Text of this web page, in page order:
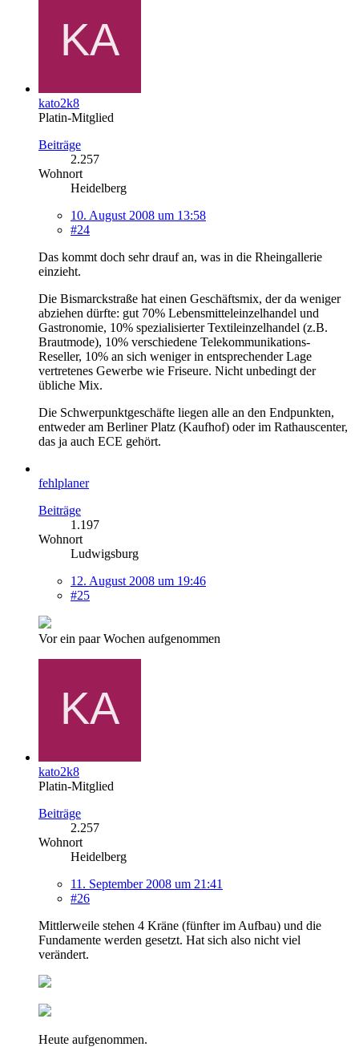
kato2k8
Platin-Mitglied
Beiträge
2.257
Wohnort
Heidelberg
10. August 2008 um 13:58
#24
Das kommt doch sehr drauf an, was in die Rheingallerie
einzieht.
Die Bismarckstraße hat einen Geschäftsmix, der da weniger
abziehen dürfte: gut 70% Lebensmitteleinzelhandel und
Gastronomie, 10% spezialisierter Textileinzelhandel (z.B.
Brautmode), 10% verschiedene Telekommunikations-
Reseller, 10% an sich weniger in entsprechender Lage
vertretenes Gewerbe wie Friseure. Nicht unbedingt der
übliche Mix.
Die Schwerpunktgeschäfte liegen alle an den Endpunkten,
entweder am Berliner Platz (Kaufhof) oder im Rathauscenter,
das ja auch ECE gehört.
fehlplaner
Beiträge
1.197
Wohnort
Ludwigsburg
12. August 2008 um 19:46
#25
Vor ein paar Wochen aufgenommen
kato2k8
Platin-Mitglied
Beiträge
2.257
Wohnort
Heidelberg
11. September 2008 um 21:41
#26
Mittlerweile stehen 4 Kräne (fünfter im Aufbau) und die
Fundamente werden gesetzt. Hat sich also nicht viel
verändert.
Heute aufgenommen.